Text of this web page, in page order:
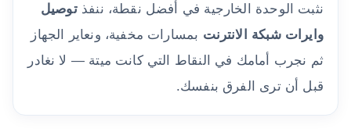
نثبت الوحدة الخارجية في أفضل نقطة، ننفذتوصيل
وايرات شبكة الانترنت بمسارات مخفية، ونعاير الجهاز
ثم نجرب أمامك في النقاط التي كانت ميتة — لا نغادر
قبل أن ترى الفرق بنفسك.